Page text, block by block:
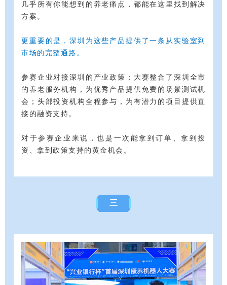
几乎所有你能想到的养老痛点，都能在这里找到解决
方案。
更重要的是，深圳为这些产品提供了一条从实验室到
市场的完整通路。
参赛企业对接深圳的产业政策；大赛整合了深圳全市
的养老服务机构，为优秀产品提供免费的场景测试机
会；头部投资机构全程参与，为有潜力的项目提供直
接的融资支持。
对于参赛企业来说，也是一次能拿到订单、拿到投
资、拿到政策支持的黄金机会。
三